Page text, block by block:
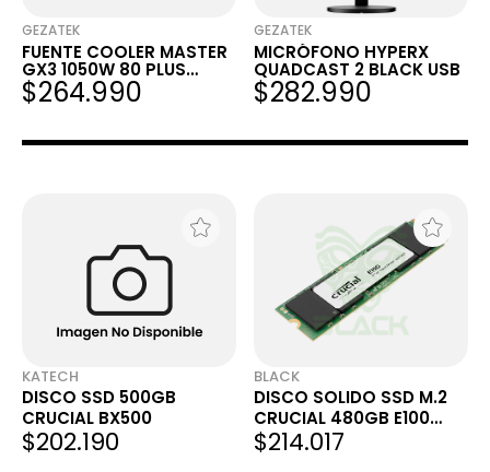
KATECH
DISCO SSD 500GB
CRUCIAL BX500
$202.190
BLACK
DISCO SOLIDO SSD M.2
CRUCIAL 480GB E100
5000MB/S NVME PCI-E
GEN4 X4
$214.017
GEZATEK
FUENTE COOLER MASTER
GX3 1050W 80 PLUS
GOLD ATX 3.0 PCIE 5.0
FULL MODULAR
$264.990
GEZATEK
MICRÓFONO HYPERX
QUADCAST 2 BLACK USB
$282.990